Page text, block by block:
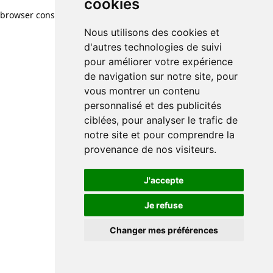
cookies
Nous utilisons des cookies et
d'autres technologies de suivi
pour améliorer votre expérience
de navigation sur notre site, pour
vous montrer un contenu
personnalisé et des publicités
ciblées, pour analyser le trafic de
notre site et pour comprendre la
provenance de nos visiteurs.
J'accepte
Je refuse
Changer mes préférences
browser console for more information)